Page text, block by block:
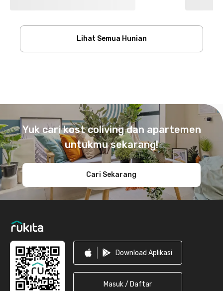
Lihat Semua Hunian
Yuk cari kost coliving dan apartemen
untukmu sekarang!
Cari Sekarang
Download Aplikasi
Masuk / Daftar